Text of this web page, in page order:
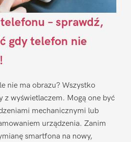
– sprawdź,
gdy telefon nie
nie ma obrazu? Wszystko
z wyświetlaczem. Mogą one być
mechanicznymi lub
urządzenia. Zanim
smartfona na nowy,